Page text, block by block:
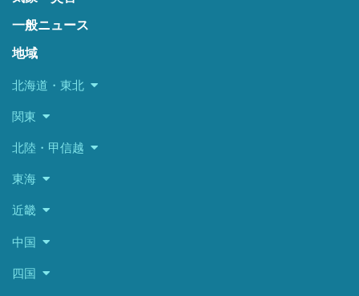
一般ニュース
地域
北海道・東北
関東
北陸・甲信越
東海
近畿
中国
四国